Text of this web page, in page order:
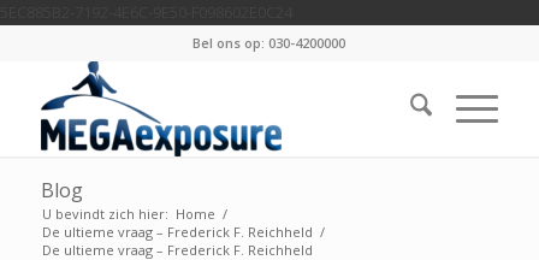
Bel ons op: 030-4200000
Blog
U bevindt zich hier: Home /
De ultieme vraag – Frederick F. Reichheld /
De ultieme vraag – Frederick F. Reichheld